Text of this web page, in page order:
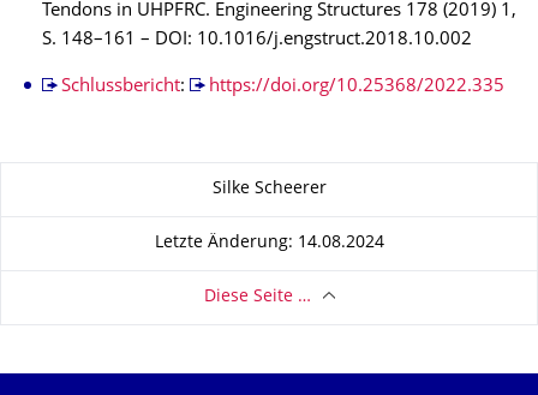
Tendons in UHPFRC. Engineering Structures 178 (2019) 1,
S. 148–161 – DOI: 10.1016/j.engstruct.2018.10.002
Schlussbericht: https://doi.org/10.25368/2022.335
Silke Scheerer
Letzte Änderung: 14.08.2024
Diese Seite …